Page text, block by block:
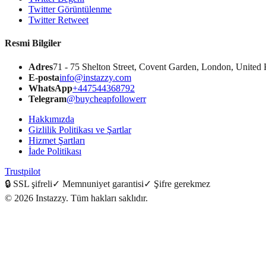
Twitter Görüntülenme
Twitter Retweet
Resmi Bilgiler
Adres71 - 75 Shelton Street, Covent Garden, London, United
E-postainfo@instazzy.com
WhatsApp+447544368792
Telegram@buycheapfollowerr
Hakkımızda
Gizlilik Politikası ve Şartlar
Hizmet Şartları
İade Politikası
Trustpilot
🔒 SSL şifreli✓ Memnuniyet garantisi✓ Şifre gerekmez
© 2026 Instazzy. Tüm hakları saklıdır.